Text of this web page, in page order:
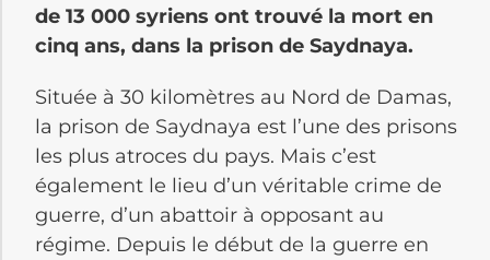
de 13 000 syriens ont trouvé la mort en
cinq ans, dans la prison de Saydnaya.
Située à 30 kilomètres au Nord de Damas,
la prison de Saydnaya est l’une des prisons
les plus atroces du pays. Mais c’est
également le lieu d’un véritable crime de
guerre, d’un abattoir à opposant au
régime. Depuis le début de la guerre en